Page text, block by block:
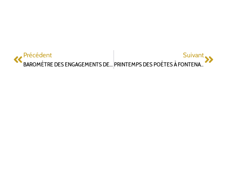
Précédent
BAROMÈTRE DES ENGAGEMENTS DE CAMPAGNE : J-5
Suivant
PRINTEMPS DES POÈTES À FONTENAY : TOUS À VOS PLUMES